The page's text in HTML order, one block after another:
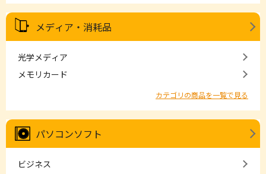
メディア・消耗品
光学メディア
メモリカード
カテゴリの商品を一覧で見る
パソコンソフト
ビジネス